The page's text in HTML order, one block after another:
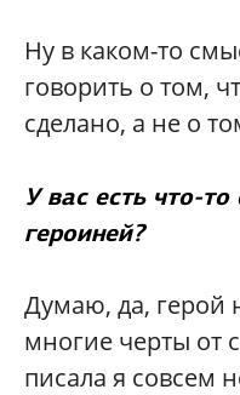
Ну в каком-то
говорить о том,
сделано, а не о
У вас есть что-
героиней?
Думаю, да, герой
многие черты от
писала я совсем